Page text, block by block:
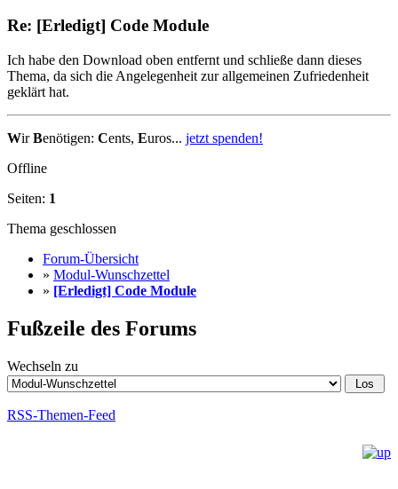
Re: [Erledigt] Code Module
Ich habe den Download oben entfernt und schließe dann dieses
Thema, da sich die Angelegenheit zur allgemeinen Zufriedenheit
geklärt hat.
WirBenötigen: Cents, Euros... jetzt spenden!
Offline
Seiten: 1
Thema geschlossen
Forum-Übersicht
» Modul-Wunschzettel
» [Erledigt] Code Module
Fußzeile des Forums
Wechseln zu
RSS-Themen-Feed